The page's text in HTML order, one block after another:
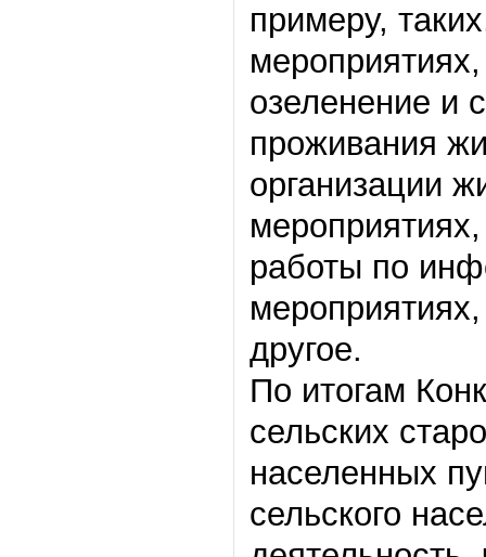
примеру,
озеленение и
проживания
организации
работы по
другое.
По итогам
сельских
населенных
сельского